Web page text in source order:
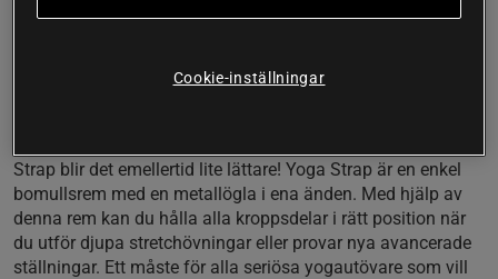
Bli en fullfjädrad yogamästare
Strap blir det emellertid lite lättare! Yoga Strap är en enkel
bomullsrem med en metallögla i ena änden. Med hjälp av
denna rem kan du hålla alla kroppsdelar i rätt position när
du utför djupa stretchövningar eller provar nya avancerade
ställningar. Ett måste för alla seriösa yogautövare som vill
Cookie-inställningar